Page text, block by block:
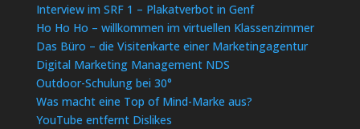
Interview im SRF 1 – Plakatverbot in Genf
Ho Ho Ho – willkommen im virtuellen Klassenzimmer
Das Büro – die Visitenkarte einer Marketingagentur
Digital Marketing Management NDS
Outdoor-Schulung bei 30°
Was macht eine Top of Mind-Marke aus?
YouTube entfernt Dislikes